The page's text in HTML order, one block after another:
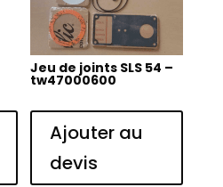
Jeu de joints SLS 54 –
tw47000600
Ajouter au
devis